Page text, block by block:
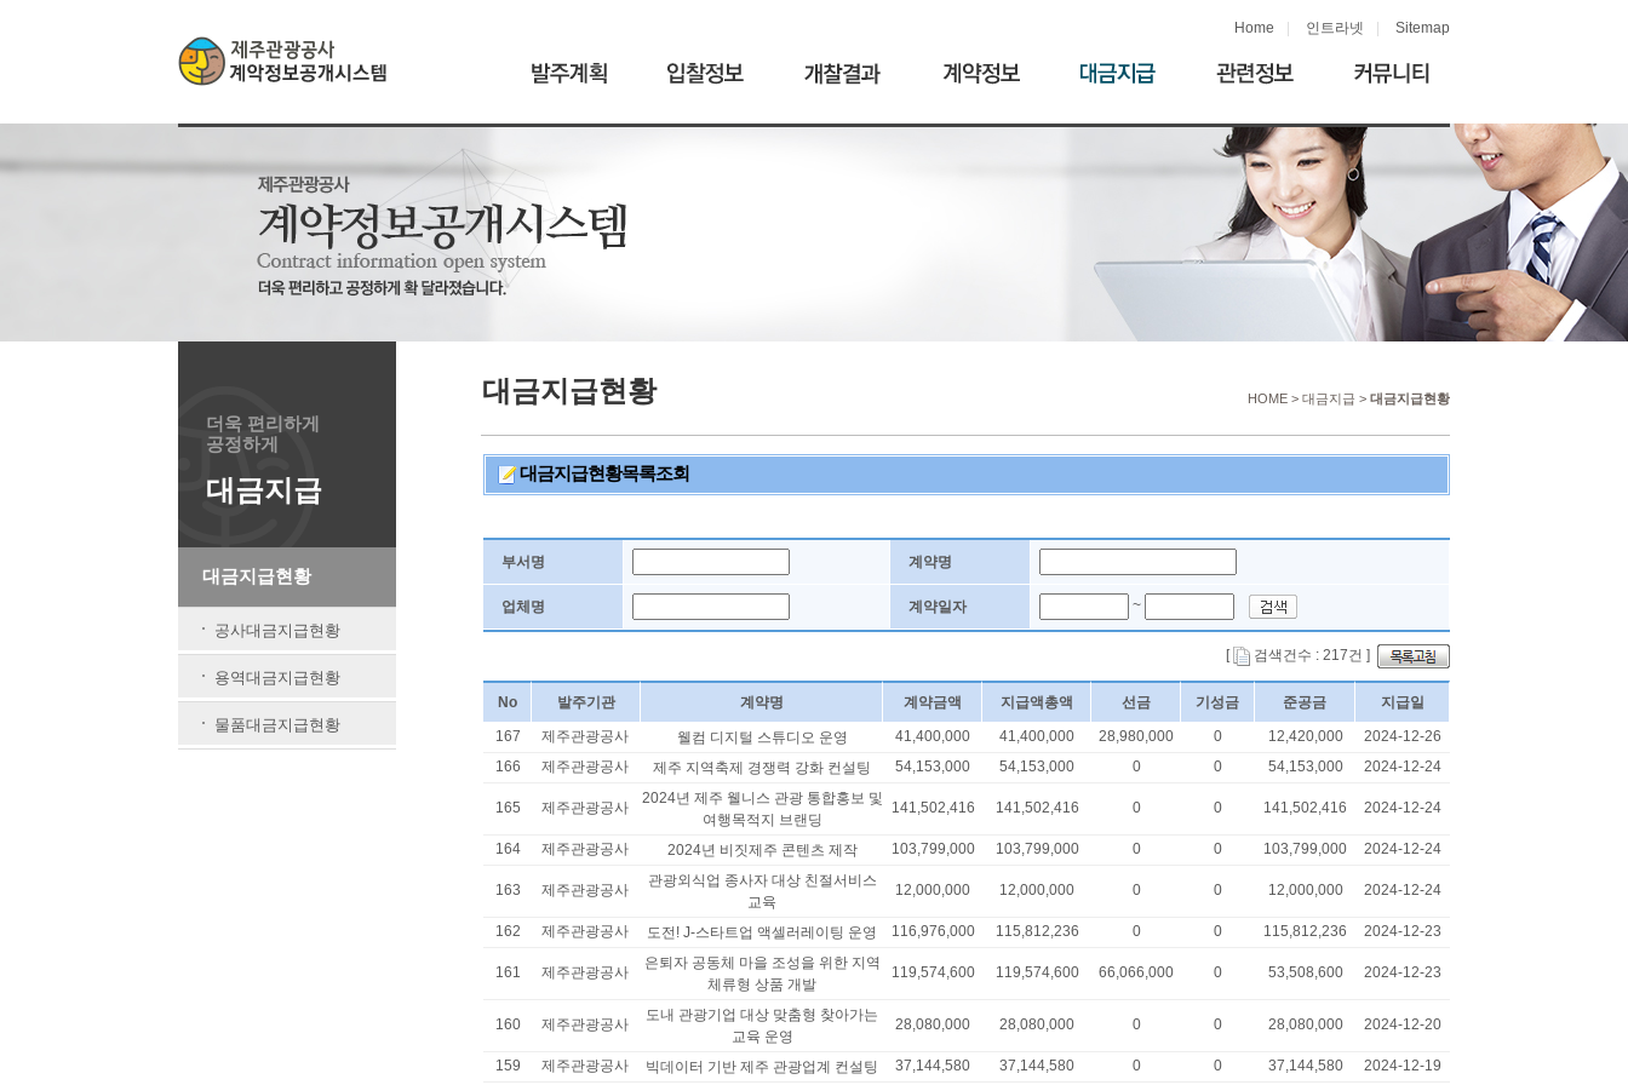
Home 인트라넷 Sitemap
더욱 편리하게
공정하게
대금지급
대금지급현황
공사대금지급현황
용역대금지급현황
물품대금지급현황
대금지급현황 HOME > 대금지급 > 대금지급현황
대금지급현황목록조회
부서명 계약명
업체명 계약일자 ~
[ 검색건수 : 217건 ]
No 발주기관 계약명 계약금액 지급액총액 선금 기성금 준공금
지급일
167
제주관광공사 웰컴 디지털 스튜디오 운영 41,400,000 41,400,000 28,980,000 0 12,420,000
2024-12-26
166
제주관광공사 제주 지역축제 경쟁력 강화 컨설팅 54,153,000 54,153,000 0 0 54,153,000 2024-12-24
165 제주관광공사
2024년 제주 웰니스 관광 통합홍보 및
여행목적지 브랜딩
141,502,416 141,502,416 0 0 141,502,416 2024-12-24
164 제주관광공사 2024년 비짓제주 콘텐츠 제작 103,799,000 103,799,000 0 0 103,799,000 2024-12-24
163 제주관광공사
관광외식업 종사자 대상 친절서비스
교육
12,000,000 12,000,000 0 0 12,000,000 2024-12-24
162 제주관광공사 도전! J-스타트업 액셀러레이팅 운영 116,976,000 115,812,236 0 0 115,812,236 2024-12-23
161 제주관광공사
은퇴자 공동체 마을 조성을 위한 지역
체류형 상품 개발
119,574,600 119,574,600 66,066,000 0 53,508,600 2024-12-23
160 제주관광공사
도내 관광기업 대상 맞춤형 찾아가는
교육 운영
28,080,000 28,080,000 0 0 28,080,000 2024-12-20
159 제주관광공사 빅데이터 기반 제주 관광업계 컨설팅 37,144,580 37,144,580 0 0 37,144,580 2024-12-19